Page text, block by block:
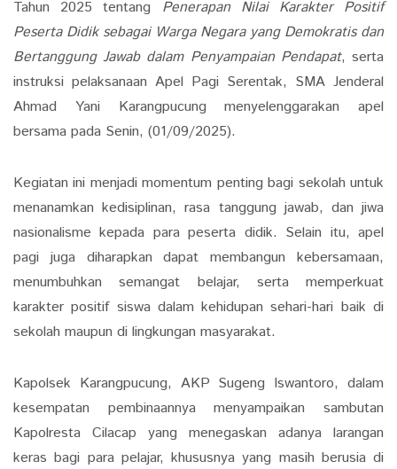
Tahun 2025 tentang Penerapan Nilai Karakter Positif
Peserta Didik sebagai Warga Negara yang Demokratis dan
Bertanggung Jawab dalam Penyampaian Pendapat, serta
instruksi pelaksanaan Apel Pagi Serentak, SMA Jenderal
Ahmad Yani Karangpucung menyelenggarakan apel
bersama pada Senin, (01/09/2025).
Kegiatan ini menjadi momentum penting bagi sekolah untuk
menanamkan kedisiplinan, rasa tanggung jawab, dan jiwa
nasionalisme kepada para peserta didik. Selain itu, apel
pagi juga diharapkan dapat membangun kebersamaan,
menumbuhkan semangat belajar, serta memperkuat
karakter positif siswa dalam kehidupan sehari-hari baik di
sekolah maupun di lingkungan masyarakat.
Kapolsek Karangpucung, AKP Sugeng Iswantoro, dalam
kesempatan pembinaannya menyampaikan sambutan
Kapolresta Cilacap yang menegaskan adanya larangan
keras bagi para pelajar, khususnya yang masih berusia di